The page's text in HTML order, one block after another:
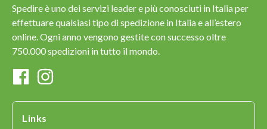
Spedire è uno dei servizi leader e più conosciuti in Italia per
effettuare qualsiasi tipo di spedizione in Italia e all’estero
online. Ogni anno vengono gestite con successo oltre
750.000 spedizioni in tutto il mondo.
Links